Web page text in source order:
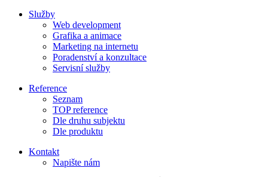
Služby
Web development
Grafika a animace
Marketing na internetu
Poradenství a konzultace
Servisní služby
Reference
Seznam
TOP reference
Dle druhu subjektu
Dle produktu
Kontakt
Napište nám